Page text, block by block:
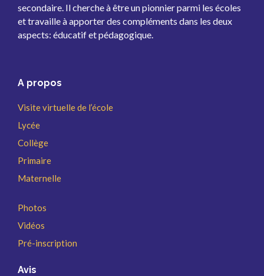
secondaire. Il cherche à être un pionnier parmi les écoles
et travaille à apporter des compléments dans les deux
aspects: éducatif et pédagogique.
A propos
Visite virtuelle de l’école
Lycée
Collège
Primaire
Maternelle
Photos
Vidéos
Pré-inscription
Avis